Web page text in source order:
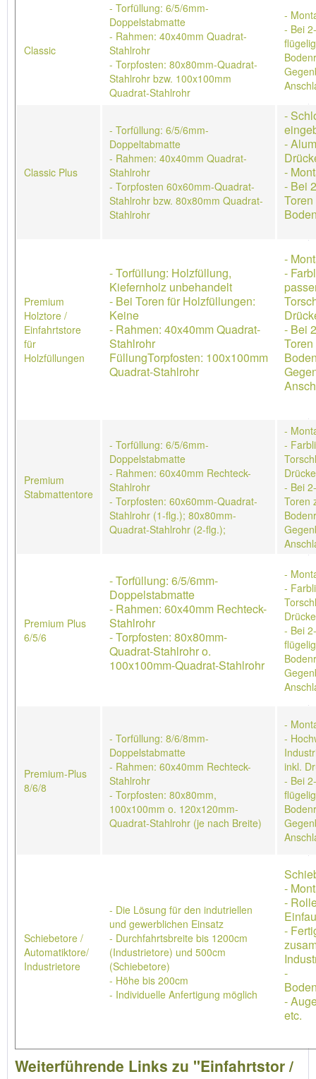
Classic
- Torfüllung: 6/5/6mm-
Doppelstabmatte
- Rahmen: 40x40mm Quadrat-
Stahlrohr
- Torpfosten: 80x80mm-Quadrat-
Stahlrohr bzw. 100x100mm
Quadrat-Stahlrohr
-
- Bei
Classic Plus
- Torfüllung: 6/5/6mm-
Doppeltabmatte
- Rahmen: 40x40mm Quadrat-
Stahlrohr
- Torpfosten 60x60mm-Quadrat-
Stahlrohr bzw. 80x80mm Quadrat-
Stahlrohr
-
-
-
- Bei
Premium
Holztore /
Einfahrtstore
für
Holzfüllungen
- Torfüllung: Holzfüllung,
Kiefernholz unbehandelt
- Bei Toren für Holzfüllungen:
Keine
- Rahmen: 40x40mm Quadrat-
Stahlrohr
FüllungTorpfosten: 100x100mm
Quadrat-Stahlrohr
-
-
- Bei
Premium
Stabmattentore
- Torfüllung: 6/5/6mm-
Doppelstabmatte
- Rahmen: 60x40mm Rechteck-
Stahlrohr
- Torpfosten: 60x60mm-Quadrat-
Stahlrohr (1-flg.); 80x80mm-
Quadrat-Stahlrohr (2-flg.);
-
-
- Bei
Toren
Premium Plus
6/5/6
- Torfüllung: 6/5/6mm-
Doppelstabmatte
- Rahmen: 60x40mm Rechteck-
Stahlrohr
- Torpfosten: 80x80mm-
Quadrat-Stahlrohr o.
100x100mm-Quadrat-Stahlrohr
-
-
- Bei
Premium-Plus
8/6/8
- Torfüllung: 8/6/8mm-
Doppelstabmatte
- Rahmen: 60x40mm Rechteck-
Stahlrohr
- Torpfosten: 80x80mm,
100x100mm o. 120x120mm-
Quadrat-Stahlrohr (je nach Breite)
-
-
inkl.
- Bei
Schiebetore /
Automatiktore/
Industrietore
- Die Lösung für den indutriellen
und gewerblichen Einsatz
- Durchfahrtsbreite bis 1200cm
(Industrietore) und 500cm
(Schiebetore)
- Höhe bis 200cm
- Individuelle Anfertigung möglich
-
-
-
-
-
etc.
Weiterführende Links zu "Einfahrtstor /